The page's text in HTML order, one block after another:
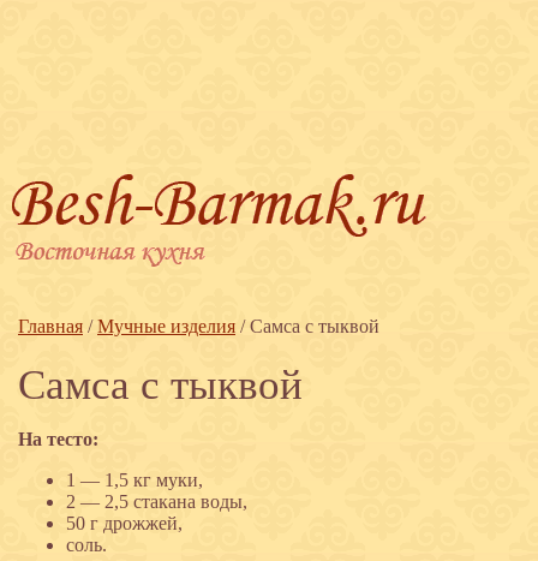
Главная /Мучные изделия /Самса с тыквой
Самса с тыквой
На тесто:
1 — 1,5 кг муки,
2 — 2,5 стакана воды,
50 г дрожжей,
соль.